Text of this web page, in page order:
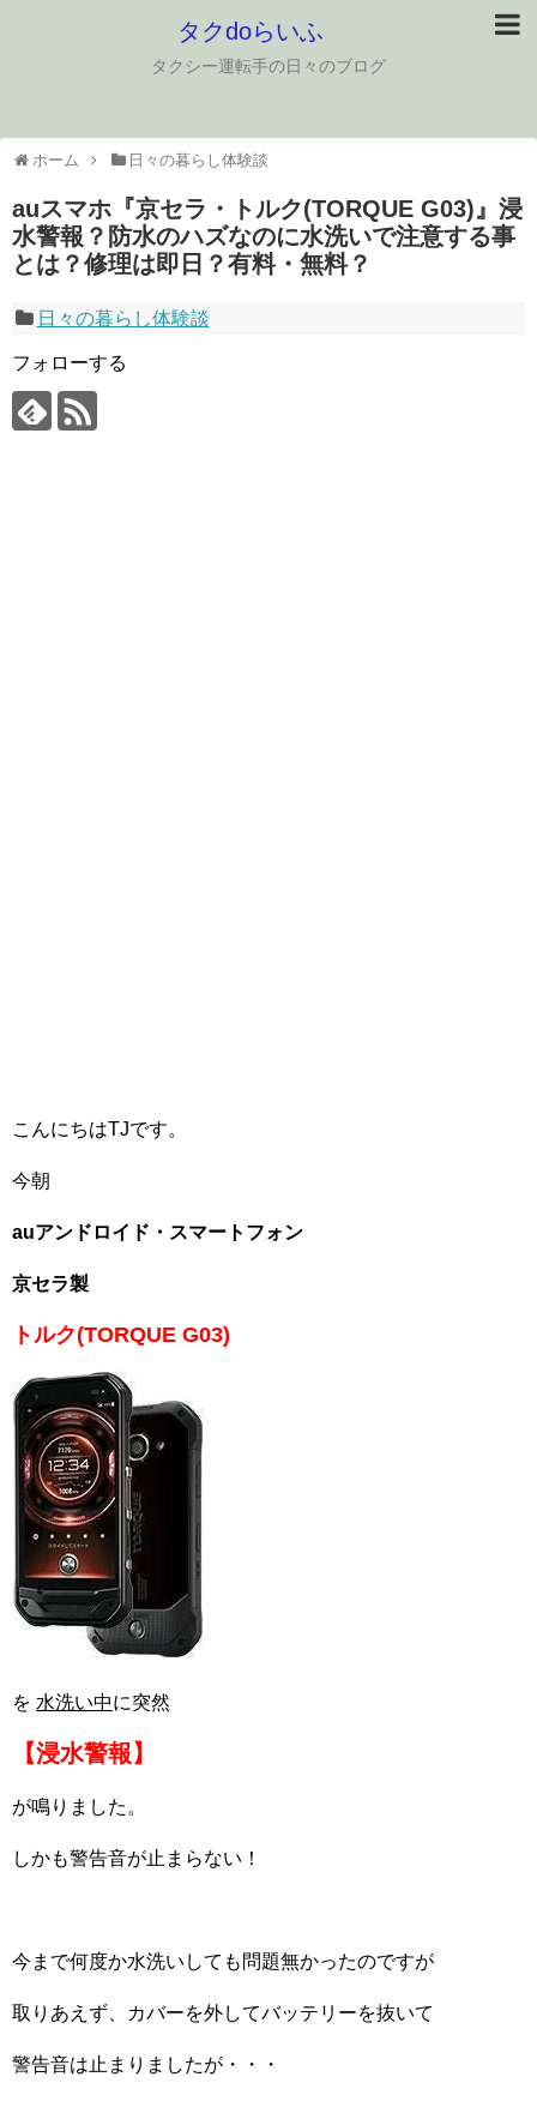
タクdoらいふ
タクシー運転手の日々のブログ
ホーム 日々の暮らし体験談
auスマホ『京セラ・トルク(TORQUE G03)』浸
水警報？防水のハズなのに水洗いで注意する事
とは？修理は即日？有料・無料？
日々の暮らし体験談
フォローする
こんにちはTJです。
今朝
auアンドロイド・スマートフォン
京セラ製
トルク(TORQUE G03)
を 水洗い中に突然
【浸水警報】
が鳴りました。
しかも警告音が止まらない！
今まで何度か水洗いしても問題無かったのですが
取りあえず、カバーを外してバッテリーを抜いて
警告音は止まりましたが・・・